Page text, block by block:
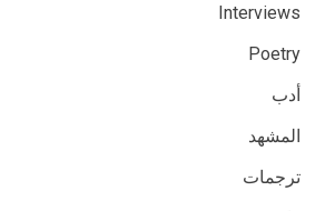
Interviews
Poetry
أدب
المشهد
ترجمات